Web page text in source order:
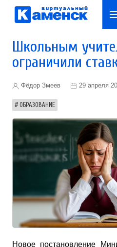
Школьным
ограничили
Фёдор Змеев 29 апреля
ОБРАЗОВАНИЕ
Новое постановление